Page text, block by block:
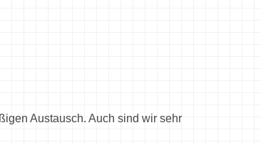
Austausch. Auch sind wir sehr